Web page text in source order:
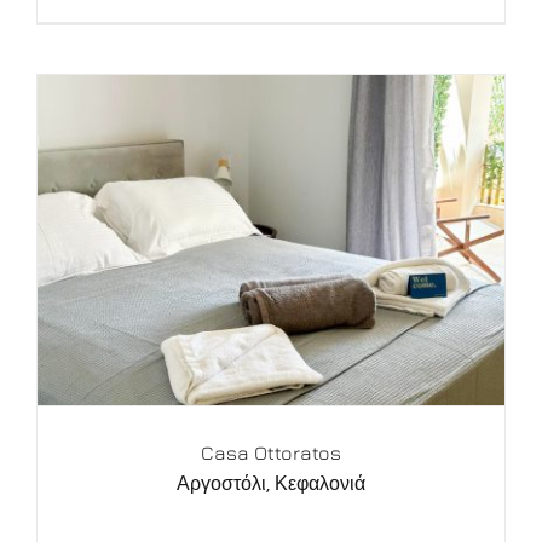
Casa Ottoratos
Αργοστόλι Κεφαλονιά